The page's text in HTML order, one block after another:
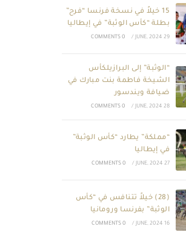
15 خيلاً في نسخة فرنسا “فرح”
بطلة “كأس الوثبة” في إيطاليا
29 JUNE, 2024
/
0 COMMENTS
“الوثبة” إلى البرازيلكأس
الشيخة فاطمة بنت مبارك في
ضيافة ويندسور
28 JUNE, 2024
/
0 COMMENTS
“مملكة” يطارد “كأس الوثبة”
في إيطاليا
27 JUNE, 2024
/
0 COMMENTS
(28) خيلاً تتنافس في “كأس
الوثبة” بفرنسا ورومانيا
16 JUNE, 2024
/
0 COMMENTS